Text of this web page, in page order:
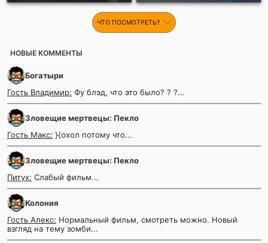
ЧТО ПОСМОТРЕТЬ?
НОВЫЕ КОММЕНТЫ
Богатыри
Гость Владимир: Фу блэд, что это было? ? ?...
Зловещие мертвецы: Пекло
Гость Макс: }{охол потому что...
Зловещие мертвецы: Пекло
Питух: Слабый фильм...
Колония
Гость Алекс: Нормальный фильм, смотреть можно. Новый
взгляд на тему зомби...